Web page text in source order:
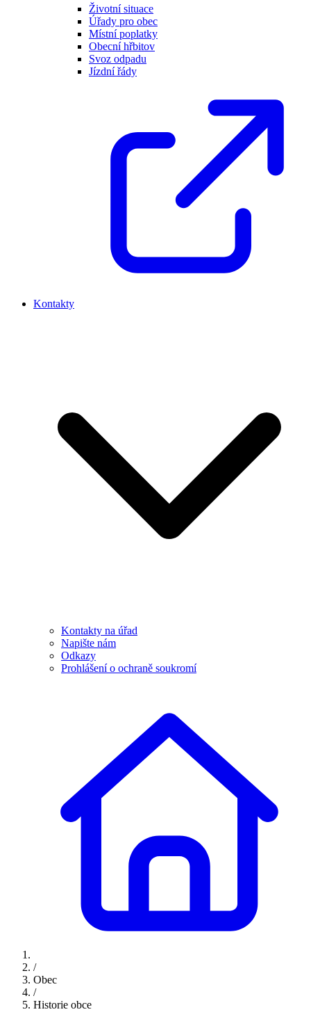
Životní situace
Úřady pro obec
Místní poplatky
Obecní hřbitov
Svoz odpadu
Jízdní řády
Kontakty
Kontakty na úřad
Napište nám
Odkazy
Prohlášení o ochraně soukromí
/
Obec
/
Historie obce